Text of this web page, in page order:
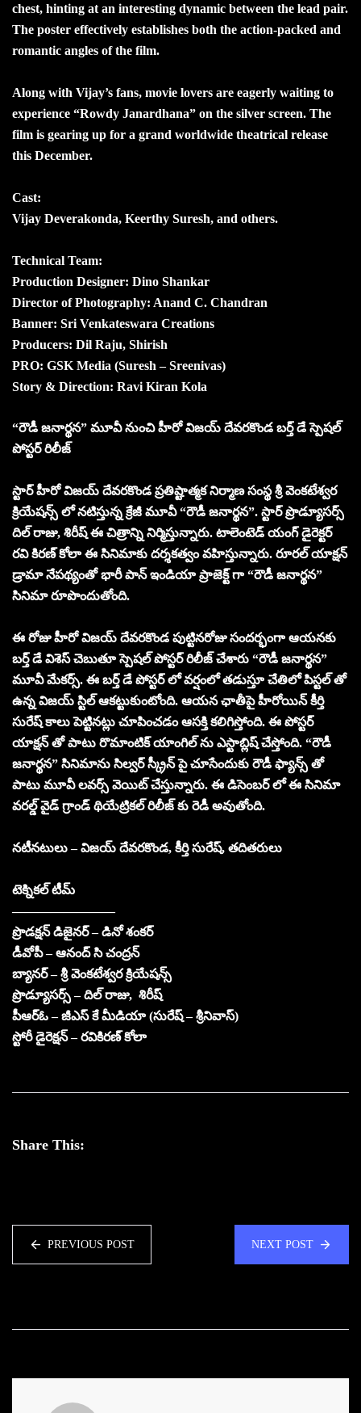
chest, hinting at an interesting dynamic between the lead pair.
The poster effectively establishes both the action-packed and
romantic angles of the film.
Along with Vijay’s fans, movie lovers are eagerly waiting to
experience “Rowdy Janardhana” on the silver screen. The
film is gearing up for a grand worldwide theatrical release
this December.
Cast:
Vijay Deverakonda, Keerthy Suresh, and others.
Technical Team:
Production Designer: Dino Shankar
Director of Photography: Anand C. Chandran
Banner: Sri Venkateswara Creations
Producers: Dil Raju, Shirish
PRO: GSK Media (Suresh – Sreenivas)
Story & Direction: Ravi Kiran Kola
“రౌడీ జనార్థన” మూవీ నుంచి హీరో విజయ్ దేవరకొండ బర్త్ డే స్పెషల్
పోస్టర్ రిలీజ్
స్టార్ హీరో విజయ్ దేవరకొండ ప్రతిష్టాత్మక నిర్మాణ సంస్థ శ్రీ వెంకటేశ్వర
క్రియేషన్స్ లో నటిస్తున్న క్రేజీ మూవీ “రౌడీ జనార్థన”. స్టార్ ప్రొడ్యూసర్స్
దిల్ రాజు, శిరీష్ ఈ చిత్రాన్ని నిర్మిస్తున్నారు. టాలెంటెడ్ యంగ్ డైరెక్టర్
రవి కిరణ్ కోలా ఈ సినిమాకు దర్శకత్వం వహిస్తున్నారు. రూరల్ యాక్షన్
డ్రామా నేపథ్యంతో భారీ పాన్ ఇండియా ప్రాజెక్ట్ గా “రౌడీ జనార్థన”
సినిమా రూపొందుతోంది.
ఈ రోజు హీరో విజయ్ దేవరకొండ పుట్టినరోజు సందర్భంగా ఆయనకు
బర్త్ డే విశెస్ చెబుతూ స్పెషల్ పోస్టర్ రిలీజ్ చేశారు “రౌడీ జనార్థన”
మూవీ మేకర్స్. ఈ బర్త్ డే పోస్టర్ లో వర్షంలో తడుస్తూ చేతిలో పిస్టల్ తో
ఉన్న విజయ్ స్టిల్ ఆకట్టుకుంటోంది. ఆయన ఛాతీపై హీరోయిన్ కీర్తి
సురేష్ కాలు పెట్టినట్లు చూపించడం ఆసక్తి కలిగిస్తోంది. ఈ పోస్టర్
యాక్షన్ తో పాటు రొమాంటిక్ యాంగిల్ ను ఎస్టాబ్లిష్ చేస్తోంది. “రౌడీ
జనార్థన” సినిమాను సిల్వర్ స్క్రీన్ పై చూసేందుకు రౌడీ ఫ్యాన్స్ తో
పాటు మూవీ లవర్స్ వెయిట్ చేస్తున్నారు. ఈ డిసెంబర్ లో ఈ సినిమా
వరల్డ్ వైడ్ గ్రాండ్ థియేట్రికల్ రిలీజ్ కు రెడీ అవుతోంది.
నటీనటులు – విజయ్ దేవరకొండ, కీర్తి సురేష్, తదితరులు
టెక్నికల్ టీమ్
————————
ప్రొడక్షన్ డిజైనర్ – డినో శంకర్
డీవోపీ – ఆనంద్ సి చంద్రన్
బ్యానర్ – శ్రీ వెంకటేశ్వర క్రియేషన్స్
ప్రొడ్యూసర్స్ – దిల్ రాజు, శిరీష్
పీఆర్ఓ – జీఎస్ కే మీడియా (సురేష్ – శ్రీనివాస్)
స్టోరీ డైరెక్షన్ – రవికిరణ్ కోలా
Share This:
PREVIOUS POST NEXT POST